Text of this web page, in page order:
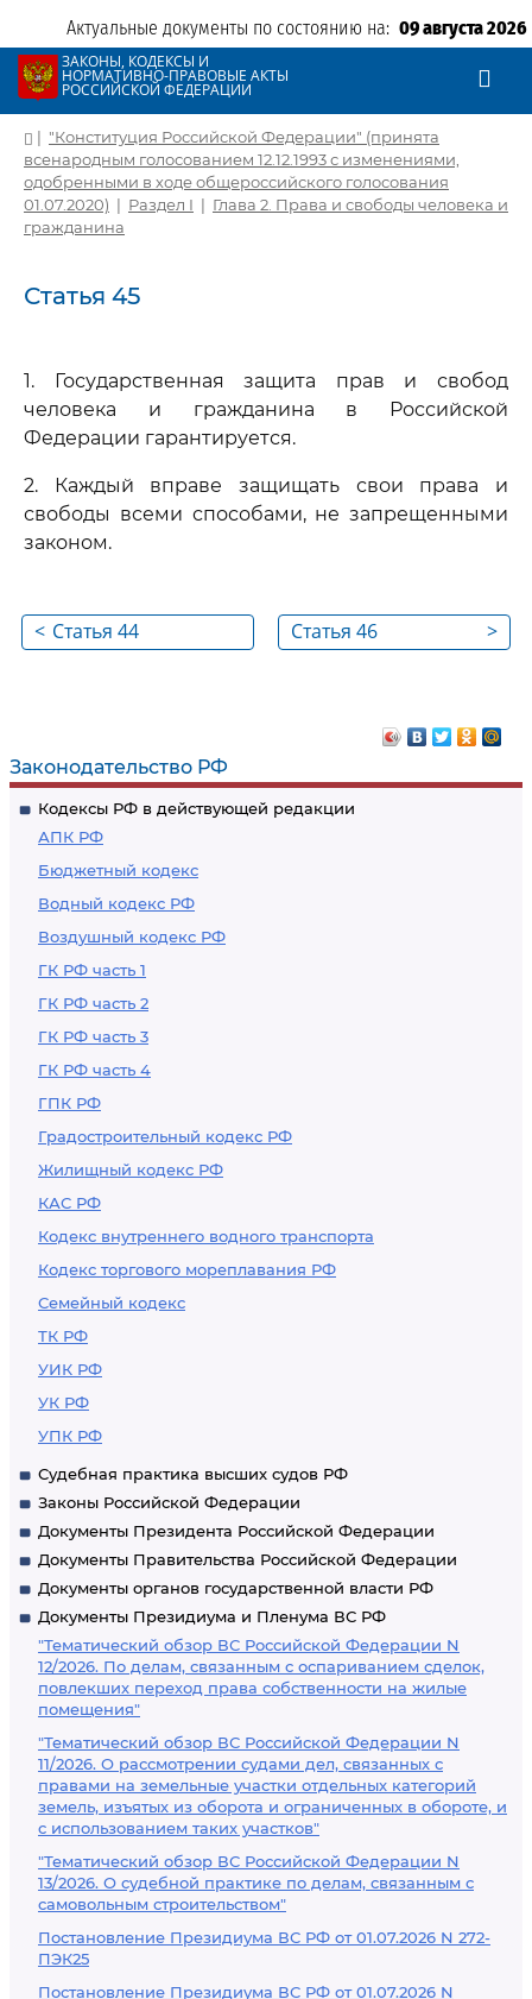
Актуальные документы по состоянию на: 09 августа 2026
ЗАКОНЫ, КОДЕКСЫ И
НОРМАТИВНО-ПРАВОВЫЕ АКТЫ
РОССИЙСКОЙ ФЕДЕРАЦИИ
Законодательство РФ
Кодексы РФ в действующей редакции
АПК РФ
Бюджетный кодекс
Водный кодекс РФ
Воздушный кодекс РФ
ГК РФ часть 1
ГК РФ часть 2
ГК РФ часть 3
ГК РФ часть 4
ГПК РФ
Градостроительный кодекс РФ
Жилищный кодекс РФ
КАС РФ
Кодекс внутреннего водного транспорта
Кодекс торгового мореплавания РФ
Семейный кодекс
ТК РФ
УИК РФ
УК РФ
УПК РФ
Судебная практика высших судов РФ
Законы Российской Федерации
Документы Президента Российской Федерации
Документы Правительства Российской Федерации
Документы органов государственной власти РФ
Документы Президиума и Пленума ВС РФ
"Тематический обзор ВС Российской Федерации N
12/2026. По делам, связанным с оспариванием сделок,
повлекших переход права собственности на жилые
помещения"
"Тематический обзор ВС Российской Федерации N
11/2026. О рассмотрении судами дел, связанных с
правами на земельные участки отдельных категорий
земель, изъятых из оборота и ограниченных в обороте, и
с использованием таких участков"
"Тематический обзор ВС Российской Федерации N
13/2026. О судебной практике по делам, связанным с
самовольным строительством"
Постановление Президиума ВС РФ от 01.07.2026 N 272-
ПЭК25
Постановление Президиума ВС РФ от 01.07.2026 N
| "Конституция Российской Федерации" (принята
всенародным голосованием 12.12.1993 с изменениями,
одобренными в ходе общероссийского голосования
01.07.2020) | Раздел I | Глава 2. Права и свободы человека и
гражданина
Статья 45
1. Государственная защита прав и свобод
человека и гражданина в Российской
Федерации гарантируется.
2. Каждый вправе защищать свои права и
свободы всеми способами, не запрещенными
законом.
< Статья 44 >
Статья 46